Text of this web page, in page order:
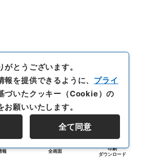
報 全画面
印刷
ダウンロード
とうございます。
を提供できるように、 プライ
づいたクッキー（Cookie）の
願いいたします。
全て同意